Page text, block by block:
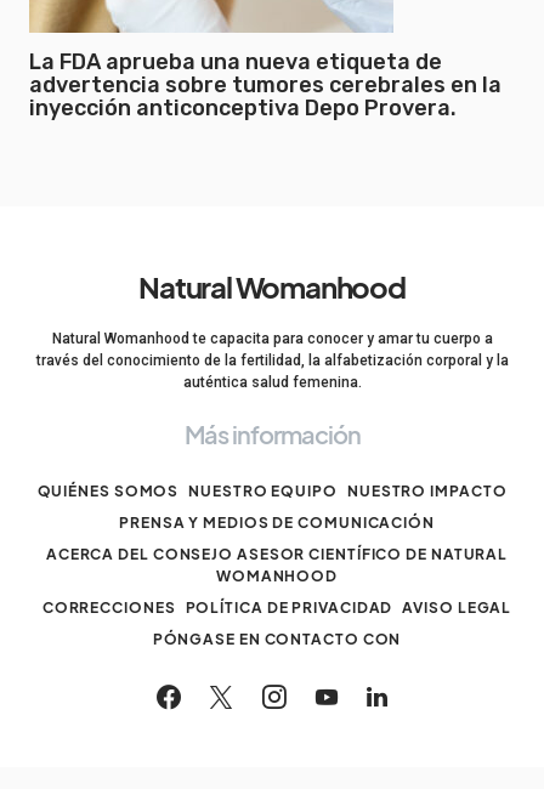
La FDA aprueba una nueva etiqueta de
advertencia sobre tumores cerebrales en la
inyección anticonceptiva Depo Provera.
Natural Womanhood
Natural Womanhood te capacita para conocer y amar tu cuerpo a
través del conocimiento de la fertilidad, la alfabetización corporal y la
auténtica salud femenina.
Más información
QUIÉNES SOMOS NUESTRO EQUIPO
NUESTRO IMPACTO
PRENSA Y MEDIOS DE COMUNICACIÓN
ACERCA DEL CONSEJO ASESOR CIENTÍFICO DE NATURAL
WOMANHOOD
CORRECCIONES POLÍTICA DE PRIVACIDAD
AVISO LEGAL
PÓNGASE EN CONTACTO CON